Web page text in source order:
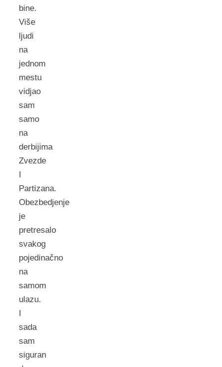
bine.
Više
ljudi
na
jednom
mestu
vidjao
sam
samo
na
derbijima
Zvezde
I
Partizana.
Obezbedjenje
je
pretresalo
svakog
pojedinačno
na
samom
ulazu.
I
sada
sam
siguran